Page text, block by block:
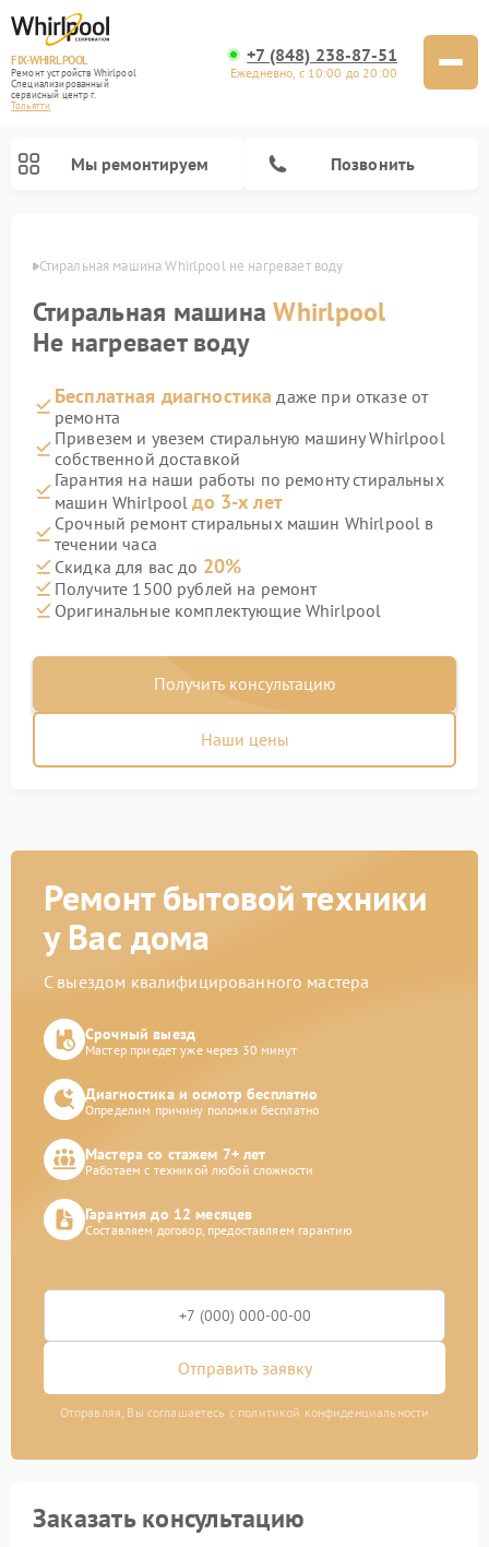
FIX-WHIRLPOOL
Ремонт устройств Whirlpool
Специализированный
cервисный центр г.
Тольятти
+7 (848) 238-87-51
Ежедневно, с 10:00 до 20:00
Мы ремонтируем Позвонить
Стиральная машина Whirlpool не нагревает воду
Стиральная машинаWhirlpool
Не нагревает воду
Бесплатная диагностика даже при отказе от
ремонта
Привезем и увезем стиральную машину Whirlpool
собственной доставкой
Гарантия на наши работы по ремонту стиральных
машин Whirlpoolдо 3-х лет
Срочный ремонт стиральных машин Whirlpool в
течении часа
Скидка для вас до 20%
Получите 1500 рублей на ремонт
Оригинальные комплектующие Whirlpool
Получить консультацию
Наши цены
Ремонт бытовой техники
у Вас дома
С выездом квалифицированного мастера
Срочный выезд
Мастер приедет уже через 30 минут
Диагностика и осмотр бесплатно
Определим причину поломки бесплатно
Мастера со стажем 7+ лет
Работаем с техникой любой сложности
Гарантия до 12 месяцев
Составляем договор, предоставляем гарантию
Отправить заявку
Отправляя, Вы соглашаетесь с политикой конфиденциальности
Заказать консультацию